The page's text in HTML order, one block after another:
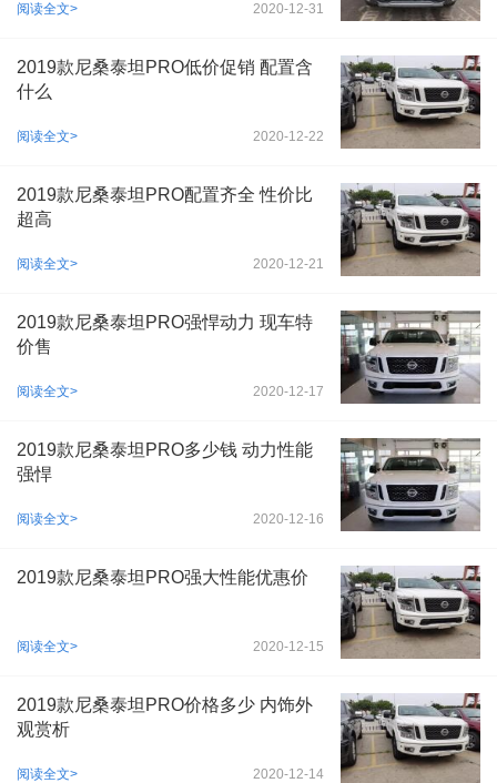
2020-12-31
阅读全文>
2019款尼桑泰坦PRO低价促销 配置含
什么
2020-12-22
阅读全文>
2019款尼桑泰坦PRO配置齐全 性价比
超高
2020-12-21
阅读全文>
2019款尼桑泰坦PRO强悍动力 现车特
价售
2020-12-17
阅读全文>
2019款尼桑泰坦PRO多少钱 动力性能
强悍
2020-12-16
阅读全文>
2019款尼桑泰坦PRO强大性能优惠价
2020-12-15
阅读全文>
2019款尼桑泰坦PRO价格多少 内饰外
观赏析
2020-12-14
阅读全文>